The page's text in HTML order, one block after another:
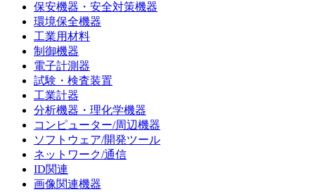
保安機器・安全対策機器
環境保全機器
工業用材料
制御機器
電子計測器
試験・検査装置
工業計器
分析機器・理化学機器
コンピューター/周辺機器
ソフトウェア/開発ツール
ネットワーク/通信
ID関連
画像関連機器